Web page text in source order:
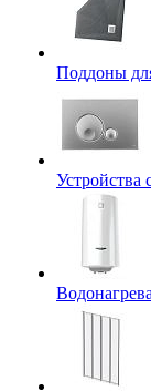
Поддоны
Устройства